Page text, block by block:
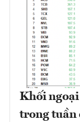
Khối
trong tuần